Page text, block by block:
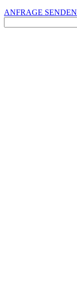
ANFRAGE SENDEN
nach: